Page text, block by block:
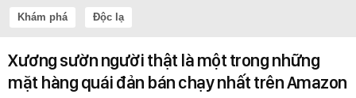
Khám phá Độc lạ
Xương sườn người thật là một trong những
mặt hàng quái đản bán chạy nhất trên Amazon